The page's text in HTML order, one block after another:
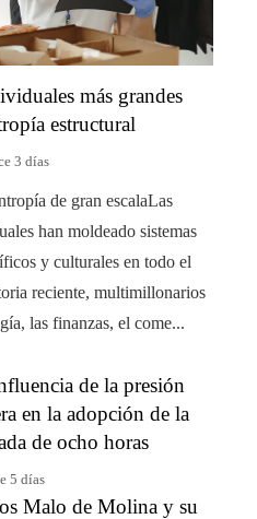
más grandes
estructural
3 días
de gran escalaLas
han moldeado sistemas
y culturales en todo el
reciente, multimillonarios
las finanzas, el come...
de la presión
en la adopción de la
de ocho horas
5 días
Malo de Molina y su